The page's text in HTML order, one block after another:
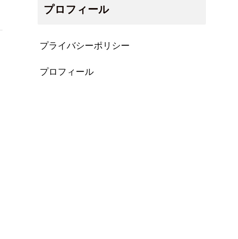
プロフィール
プライバシーポリシー
プロフィール